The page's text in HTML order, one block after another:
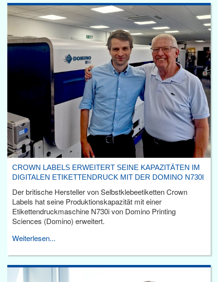
CROWN LABELS ERWEITERT SEINE KAPAZITÄTEN IM
DIGITALEN ETIKETTENDRUCK MIT DER DOMINO N730I
Der britische Hersteller von Selbstklebeetiketten Crown
Labels hat seine Produktionskapazität mit einer
Etikettendruckmaschine N730i von Domino Printing
Sciences (Domino) erweitert.
Weiterlesen...